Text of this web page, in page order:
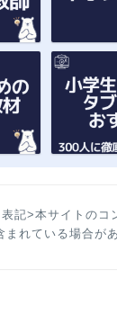
記>本サイトのコ
れている場合が